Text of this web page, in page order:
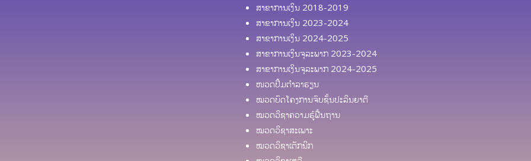
ສາຂາການເງິນ 2018-2019
ສາຂາການເງິນ 2023-2024
ສາຂາການເງິນ 2024-2025
ສາຂາການເງິນຈຸລະພາກ 2023-2024
ສາຂາການເງິນຈຸລະພາກ 2024-2025
ໜວດປຶ້ມຕຳລາຮຽນ
ໝວດບົດໂຄງການຈົບຊັ້ນປະລິນຍາຕີ
ໝວດວິຊາຄວາມຮູ້ຟື້ນຖານ
ໝວດວິຊາສະເພາະ
ໝວດວິຊາເຕັກນິກ